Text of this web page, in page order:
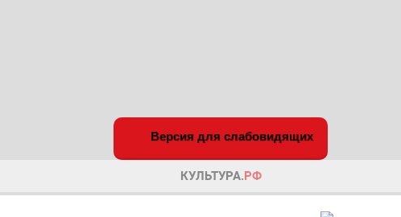
Версия для слабовидящих